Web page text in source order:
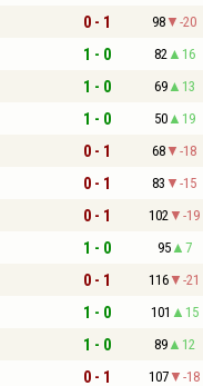
0 - 1 98 -20
1 - 0 82 16
1 - 0 69 13
1 - 0 50 19
0 - 1 68 -18
0 - 1 83 -15
0 - 1 102 -19
1 - 0 95 7
0 - 1 116 -21
1 - 0 101 15
1 - 0 89 12
0 - 1 107 -18